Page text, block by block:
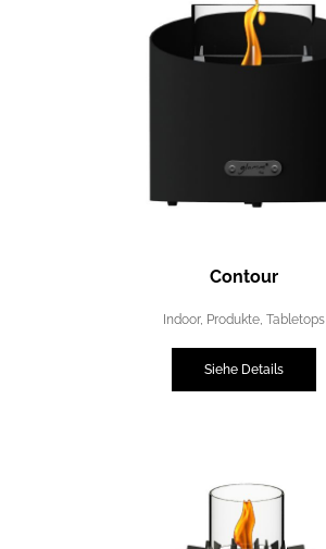
Contour
Indoor, Produkte, Tabletops
Siehe Details